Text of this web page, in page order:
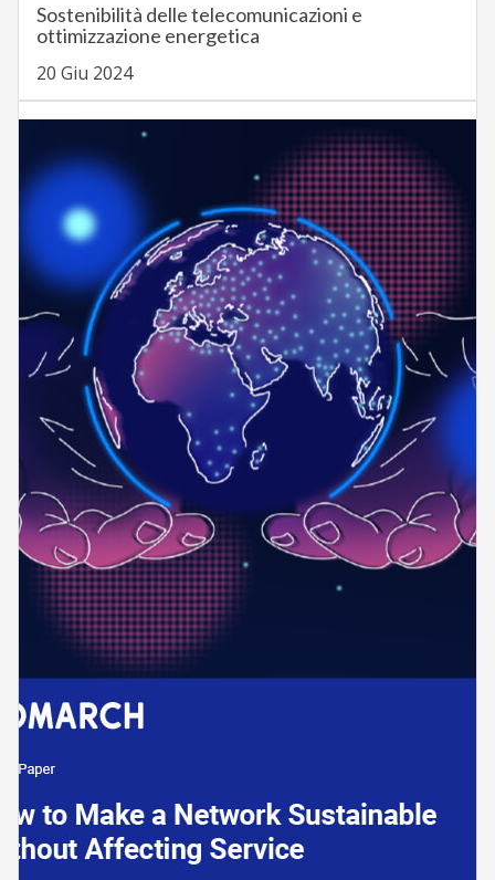
Sostenibilità delle telecomunicazioni e
ottimizzazione energetica
20 Giu 2024